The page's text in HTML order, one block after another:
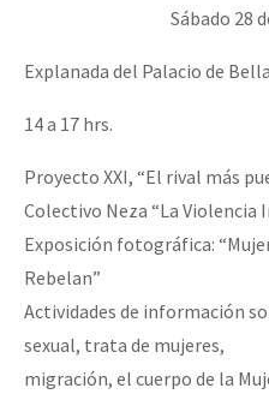
Sábado 28
Explanada del Palacio de
14 a 17 hrs.
Proyecto XXI, “El rival más
Colectivo Neza “La Violencia
Exposición fotográfica:
Rebelan”
Actividades de información
sexual, trata de mujeres,
migración, el cuerpo de la